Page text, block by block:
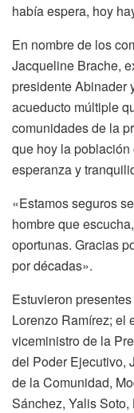
había espera, hoy
En nombre de los
Jacqueline Brache,
presidente Abinader
acueducto múltiple
comunidades de la
que hoy la
esperanza y
«Estamos seguros
hombre que
oportunas. Gracias
por décadas».
Estuvieron
Lorenzo Ramírez; el
viceministro de la
del Poder Ejecutivo,
de la Comunidad,
Sánchez, Yalis